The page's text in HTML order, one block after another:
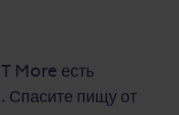
More есть
Спасите пищу от